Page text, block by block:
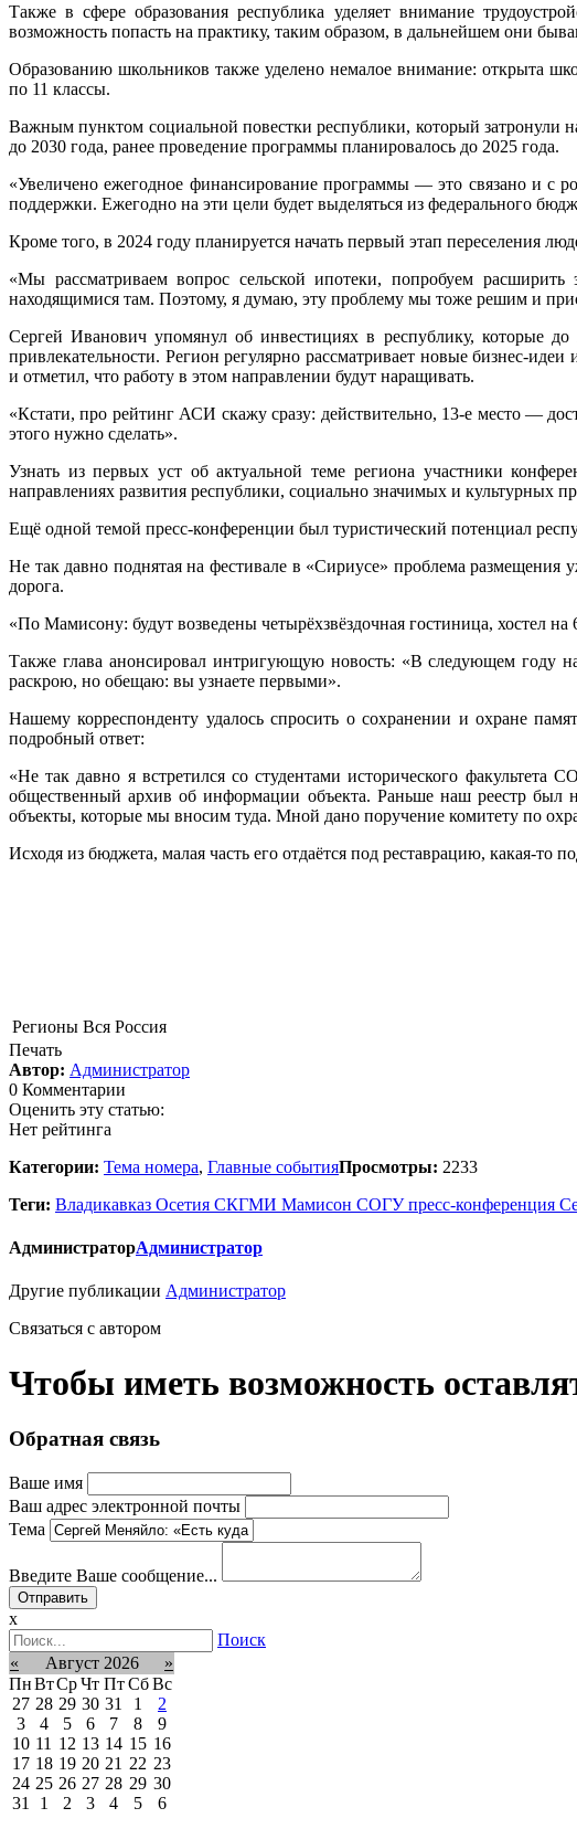
Также в сфере образования республика уделяет внимание
возможность попасть на практику, таким образом, в дальнейшем они
Образованию школьников также уделено немалое внимание: открыта
по 11 классы.
Важным пунктом социальной повестки республики, который затронули
до 2030 года, ранее проведение программы планировалось до 2025 года.
«Увеличено ежегодное финансирование программы — это связано и с
поддержки. Ежегодно на эти цели будет выделяться из федерального
Кроме того, в 2024 году планируется начать первый этап переселения
«Мы рассматриваем вопрос сельской ипотеки, попробуем
находящимися там. Поэтому, я думаю, эту проблему мы тоже решим и
Сергей Иванович упомянул об инвестициях в республику, которые
привлекательности. Регион регулярно рассматривает новые бизнес-
и отметил, что работу в этом направлении будут наращивать.
«Кстати, про рейтинг АСИ скажу сразу: действительно, 13-е место —
этого нужно сделать».
Узнать из первых уст об актуальной теме региона участники
направлениях развития республики, социально значимых и культурных
Ещё одной темой пресс-конференции был туристический потенциал
Не так давно поднятая на фестивале в «Сириусе» проблема размещения
дорога.
«По Мамисону: будут возведены четырёхзвёздочная гостиница, хостел
Также глава анонсировал интригующую новость: «В следующем году
раскрою, но обещаю: вы узнаете первыми».
Нашему корреспонденту удалось спросить о сохранении и охране
подробный ответ:
«Не так давно я встретился со студентами исторического
общественный архив об информации объекта. Раньше наш реестр
объекты, которые мы вносим туда. Мной дано поручение комитету по
Исходя из бюджета, малая часть его отдаётся под реставрацию, какая-
Регионы Вся Россия
Печать
Автор: Администратор
0 Комментарии
Оценить эту статью:
Нет рейтинга
Категории: Тема номера, Главные событияПросмотры: 2233
Теги: Владикавказ Осетия СКГМИ Мамисон СОГУпресс-конференция
АдминистраторАдминистратор
Другие публикации Администратор
Связаться c автором
Чтобы иметь возможность
Обратная связь
Ваше имя
Ваш адрес электронной почты
Тема
Введите Ваше сообщение...
x
Поиск
«
Август 2026
»
ПнВтСрЧт Пт Сб Вс
27 28 29 30 31 1
2
3
4 5 6 7 8
9
10 11 12 13 14 15 16
17 18 19 20 21 22 23
24 25 26 27 28 29 30
31
1 2 3 4 5 6